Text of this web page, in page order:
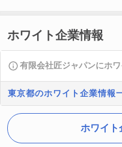
ホワイト企業情報
有限会社匠ジャパンにホ
東京都のホワイト企業情報
ホワイト